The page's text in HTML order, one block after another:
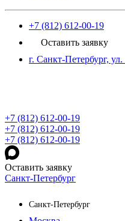
+7 (812) 612-00-19
Оставить заявку
г. Санкт-Петербург,
+7 (812) 612-00-19
+7 (812) 612-00-19
+7 (812) 612-00-19
Оставить заявку
Санкт-Петербург
Санкт-Петербург